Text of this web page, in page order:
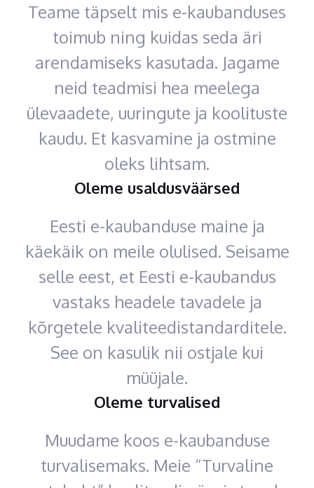
Teame täpselt mis e-kaubanduses
toimub ning kuidas seda äri
arendamiseks kasutada. Jagame
neid teadmisi hea meelega
ülevaadete, uuringute ja koolituste
kaudu. Et kasvamine ja ostmine
oleks lihtsam.
Oleme usaldusväärsed
Eesti e-kaubanduse maine ja
käekäik on meile olulised. Seisame
selle eest, et Eesti e-kaubandus
vastaks headele tavadele ja
kõrgetele kvaliteedistandarditele.
See on kasulik nii ostjale kui
müüjale.
Oleme turvalised
Muudame koos e-kaubanduse
turvalisemaks. Meie “Turvaline